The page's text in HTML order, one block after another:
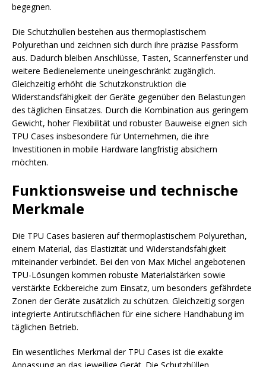
begegnen.
Die Schutzhüllen bestehen aus thermoplastischem
Polyurethan und zeichnen sich durch ihre präzise Passform
aus. Dadurch bleiben Anschlüsse, Tasten, Scannerfenster und
weitere Bedienelemente uneingeschränkt zugänglich.
Gleichzeitig erhöht die Schutzkonstruktion die
Widerstandsfähigkeit der Geräte gegenüber den Belastungen
des täglichen Einsatzes. Durch die Kombination aus geringem
Gewicht, hoher Flexibilität und robuster Bauweise eignen sich
TPU Cases insbesondere für Unternehmen, die ihre
Investitionen in mobile Hardware langfristig absichern
möchten.
Funktionsweise und technische
Merkmale
Die TPU Cases basieren auf thermoplastischem Polyurethan,
einem Material, das Elastizität und Widerstandsfähigkeit
miteinander verbindet. Bei den von Max Michel angebotenen
TPU-Lösungen kommen robuste Materialstärken sowie
verstärkte Eckbereiche zum Einsatz, um besonders gefährdete
Zonen der Geräte zusätzlich zu schützen. Gleichzeitig sorgen
integrierte Antirutschflächen für eine sichere Handhabung im
täglichen Betrieb.
Ein wesentliches Merkmal der TPU Cases ist die exakte
Anpassung an das jeweilige Gerät. Die Schutzhüllen